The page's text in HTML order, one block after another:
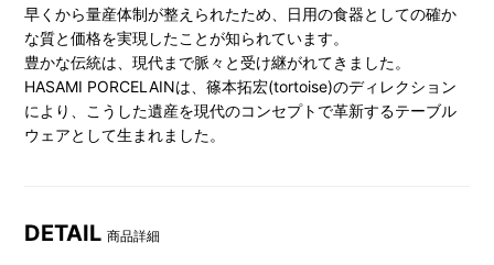
早くから量産体制が整えられたため、日用の食器としての確か
な質と価格を実現したことが知られています。
豊かな伝統は、現代まで脈々と受け継がれてきました。
HASAMI PORCELAINは、篠本拓宏(tortoise)のディレクション
により、こうした遺産を現代のコンセプトで革新するテーブル
ウェアとして生まれました。
DETAIL商品詳細